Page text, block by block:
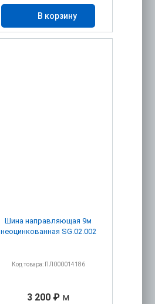
В корзину
Шина направляющая 9м
неоцинкованная SG.02.002
Код товара: ПЛ000014186
3 200 ₽ м